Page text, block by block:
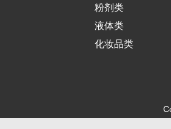
粉剂类
液体类
化妆品类